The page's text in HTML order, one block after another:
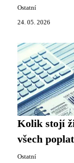
Ostatní
24. 05. 2026
Kolik stojí
všech
Ostatní